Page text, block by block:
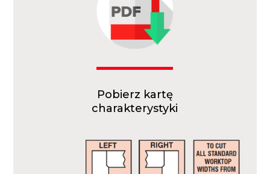
Pobierz kartę
charakterystyki